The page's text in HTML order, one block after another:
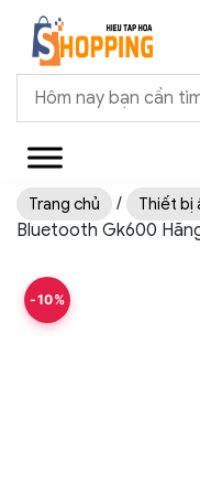
Trang chủ / Thiết bị
Bluetooth Gk600
-10%